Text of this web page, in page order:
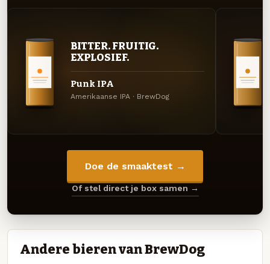
BITTER. FRUITIG.
EXPLOSIEF.
Punk IPA
Amerikaanse IPA · BrewDog
Doe de smaaktest →
Of stel direct je box samen →
Andere bieren van BrewDog